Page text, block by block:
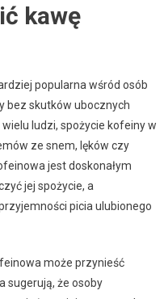
kawę
popularna wśród osób
bez skutków ubocznych
ludzi, spożycie kofeiny w
ze snem, lęków czy
jest doskonałym
jej spożycie, a
picia ulubionego
może przynieść
sugerują, że osoby